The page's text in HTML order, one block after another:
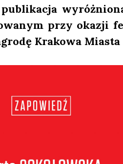
przy oka­zji
Kra­ko­wa